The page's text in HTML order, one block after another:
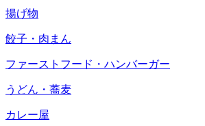
揚げ物
餃子・肉まん
ファーストフード・ハンバーガー
うどん・蕎麦
カレー屋